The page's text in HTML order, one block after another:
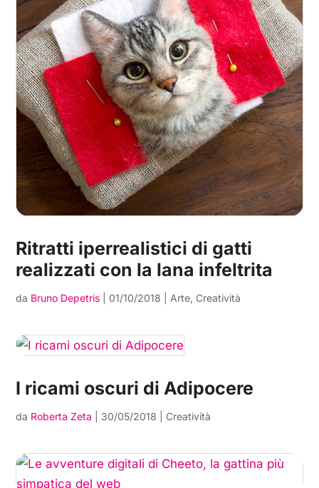
Ritratti iperrealistici di gatti
realizzati con la lana infeltrita
da Bruno Depetris 01/10/2018 Arte, Creatività
I ricami oscuri di Adipocere
da Roberta Zeta 30/05/2018 Creatività